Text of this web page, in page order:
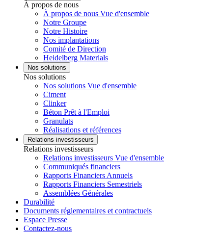
À propos de nous
À propos de nous Vue d'ensemble
Notre Groupe
Notre Histoire
Nos implantations
Comité de Direction
Heidelberg Materials
Nos solutions
Nos solutions
Nos solutions Vue d'ensemble
Ciment
Clinker
Béton Prêt à l'Emploi
Granulats
Réalisations et références
Relations investisseurs
Relations investisseurs
Relations investisseurs Vue d'ensemble
Communiqués financiers
Rapports Financiers Annuels
Rapports Financiers Semestriels
Assemblées Générales
Durabilité
Documents réglementaires et contractuels
Espace Presse
Contactez-nous